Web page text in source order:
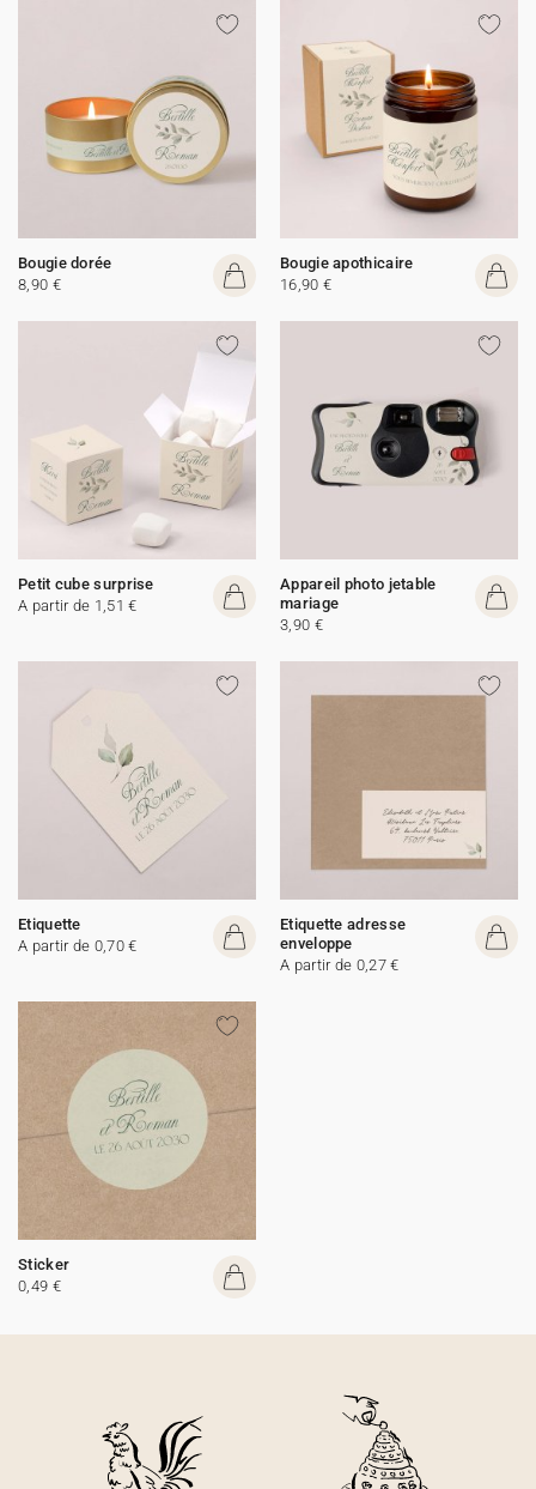
Bougie dorée
8,90 €
Bougie apothicaire
16,90 €
Petit cube surprise
A partir de 1,51 €
Appareil photo jetable
mariage
3,90 €
Etiquette
A partir de 0,70 €
Etiquette adresse
enveloppe
A partir de 0,27 €
Sticker
0,49 €